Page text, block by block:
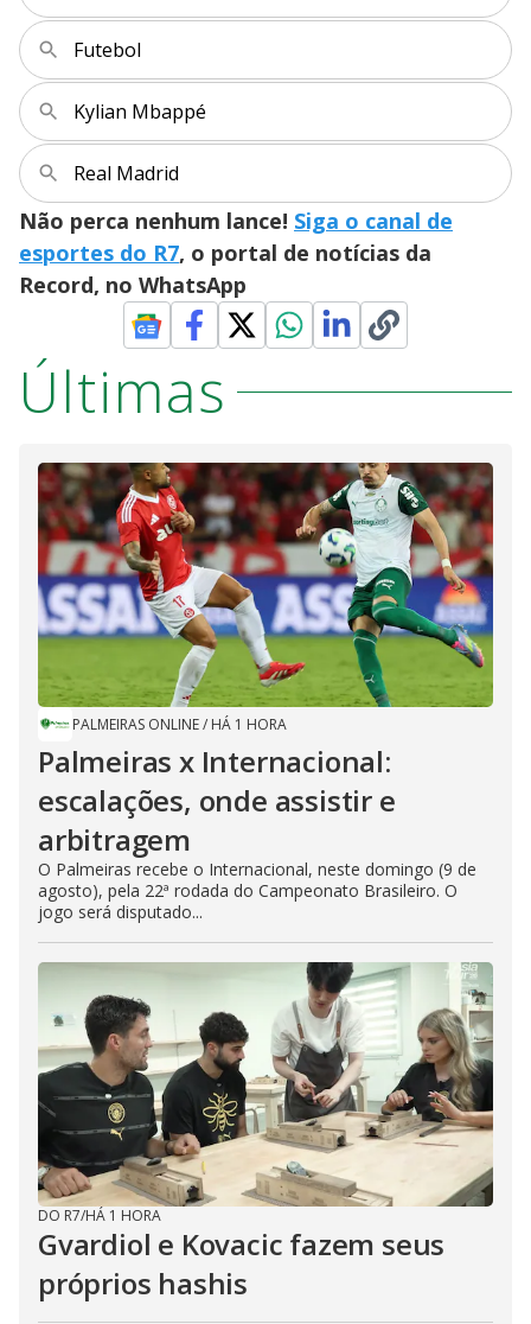
Futebol
Kylian Mbappé
Real Madrid
Não perca nenhum lance! Siga o canal de
esportes do R7, o portal de notícias da
Record, no WhatsApp
Últimas
PALMEIRAS ONLINE/ HÁ 1 HORA
Palmeiras x Internacional:
escalações, onde assistir e
arbitragem
O Palmeiras recebe o Internacional, neste domingo (9 de
agosto), pela 22ª rodada do Campeonato Brasileiro. O
jogo será disputado...
DO R7/HÁ 1 HORA
Gvardiol e Kovacic fazem seus
próprios hashis